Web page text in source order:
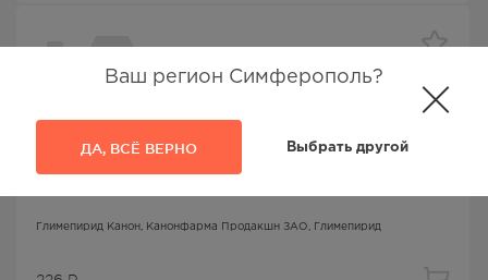
Ваш регион Симферополь?
ДА, ВСЁ ВЕРНО Выбрать другой
Снижение сахара/глимепирид
Глимепирид Канон , Канонфарма Продакшн ЗАО, Глимепирид